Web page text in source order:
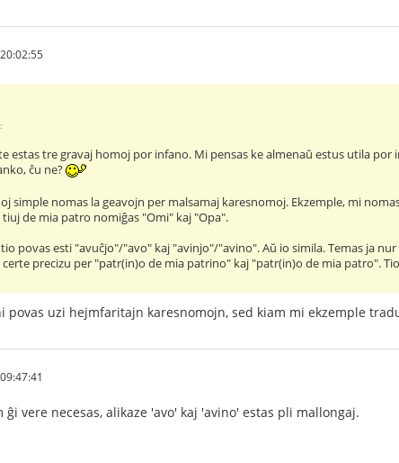
estas tre gravaj homoj por infano. Mi pensas ke almenaŭ estus utila
ĉu ne?
simple nomas la geavojn per malsamaj karesnomoj. Ekzemple, mi
de mia patro nomiĝas "Omi" kaj "Opa".
tio povas esti "avuĉjo"/"avo" kaj "avinjo"/"avino". Aŭ io simila. Temas ja
precizu per "patr(in)o de mia patrino" kaj "patr(in)o de mia patro".
povas uzi hejmfaritajn karesnomojn, sed kiam mi ekzemple
ĝi vere necesas, alikaze 'avo' kaj 'avino' estas pli mallongaj.